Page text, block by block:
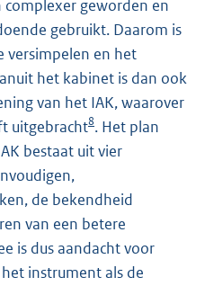
complexer geworden en
gebruikt. Daarom is
versimpelen en het
het kabinet is dan ook
van het IAK, waarover
uitgebracht8. Het plan
bestaat uit vier
de bekendheid
van een betere
is dus aandacht voor
instrument als de